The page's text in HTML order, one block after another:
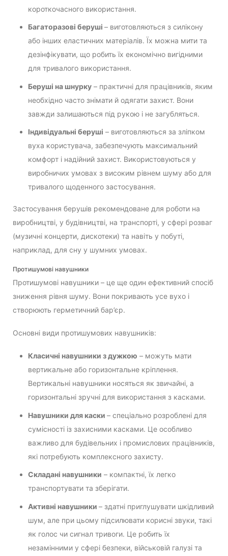
короткочасного використання.
Багаторазові беруші – виготовляються з силікону
або інших еластичних матеріалів. Їх можна мити та
дезінфікувати, що робить їх економічно вигідними
для тривалого використання.
Беруші на шнурку – практичні для працівників, яким
необхідно часто знімати й одягати захист. Вони
завжди залишаються під рукою і не загубляться.
Індивідуальні беруші – виготовляються за зліпком
вуха користувача, забезпечують максимальний
комфорт і надійний захист. Використовуються у
виробничих умовах з високим рівнем шуму або для
тривалого щоденного застосування.
Застосування берушів рекомендоване для роботи на
виробництві, у будівництві, на транспорті, у сфері розваг
(музичні концерти, дискотеки) та навіть у побуті,
наприклад, для сну у шумних умовах.
Протишумові навушники
Протишумові навушники – це ще один ефективний спосіб
зниження рівня шуму. Вони покривають усе вухо і
створюють герметичний бар’єр.
Основні види протишумових навушників:
Класичні навушники з дужкою – можуть мати
вертикальне або горизонтальне кріплення.
Вертикальні навушники носяться як звичайні, а
горизонтальні зручні для використання з касками.
Навушники для каски – спеціально розроблені для
сумісності із захисними касками. Це особливо
важливо для будівельних і промислових працівників,
які потребують комплексного захисту.
Складані навушники – компактні, їх легко
транспортувати та зберігати.
Активні навушники – здатні приглушувати шкідливий
шум, але при цьому підсилювати корисні звуки, такі
як голос чи сигнал тривоги. Це робить їх
незамінними у сфері безпеки, військовій галузі та